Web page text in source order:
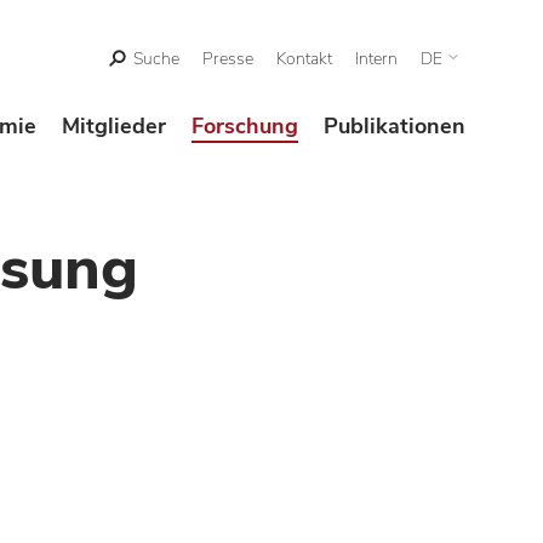
Suche Presse Kontakt Intern DE
Mitglieder Forschung Publikationen